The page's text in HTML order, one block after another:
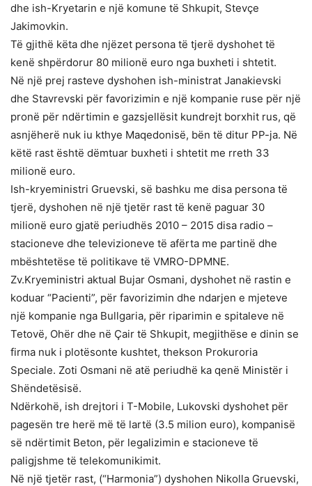
dhe ish-Kryetarin e një komune të Shkupit, Stevçe
Jakimovkin.
Të gjithë këta dhe njëzet persona të tjerë dyshohet të
kenë shpërdorur 80 milionë euro nga buxheti i shtetit.
Në një prej rasteve dyshohen ish-ministrat Janakievski
dhe Stavrevski për favorizimin e një kompanie ruse për një
pronë për ndërtimin e gazsjellësit kundrejt borxhit rus, që
asnjëherë nuk iu kthye Maqedonisë, bën të ditur PP-ja. Në
këtë rast është dëmtuar buxheti i shtetit me rreth 33
milionë euro.
Ish-kryeministri Gruevski, së bashku me disa persona të
tjerë, dyshohen në një tjetër rast të kenë paguar 30
milionë euro gjatë periudhës 2010 – 2015 disa radio –
stacioneve dhe televizioneve të afërta me partinë dhe
mbështetëse të politikave të VMRO-DPMNE.
Zv.Kryeministri aktual Bujar Osmani, dyshohet në rastin e
koduar “Pacienti”, për favorizimin dhe ndarjen e mjeteve
një kompanie nga Bullgaria, për riparimin e spitaleve në
Tetovë, Ohër dhe në Çair të Shkupit, megjithëse e dinin se
firma nuk i plotësonte kushtet, thekson Prokuroria
Speciale. Zoti Osmani në atë periudhë ka qenë Ministër i
Shëndetësisë.
Ndërkohë, ish drejtori i T-Mobile, Lukovski dyshohet për
pagesën tre herë më të lartë (3.5 milion euro), kompanisë
së ndërtimit Beton, për legalizimin e stacioneve të
paligjshme të telekomunikimit.
Në një tjetër rast, (“Harmonia”) dyshohen Nikolla Gruevski,